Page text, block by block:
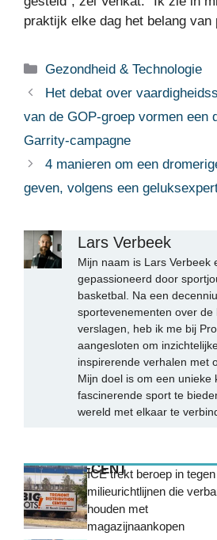
praktijk elke dag het belang van
Categorieën
Gezondheid & Technologie
Het debat over
van de GOP-groep vormen een
Garrity-campagne
4 manieren om een
geven, volgens een
Lars Verbeek
Mijn naam is Lars Verbeek
gepassioneerd door
basketbal. Na een
sportevenementen over
verslagen, heb ik me bij
aangesloten om
inspirerende verhalen met
Mijn doel is om een unieke
fascinerende sport te
wereld met elkaar te
MEEST RECENTICE trekt beroep in
milieurichtlijnen die
houden met
magazijnaankopen